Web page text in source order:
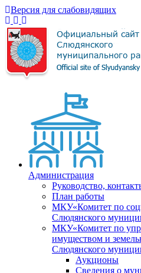
Версия для слабовидящих
Администрация
Руководство,
План работы
МКУ«Комитет по
Слюдянского
МКУ«Комитет по
имуществом и
Слюдянского
Аукционы
Сведения о